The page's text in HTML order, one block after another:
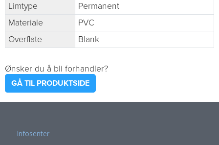
Limtype
Permanent
Materiale
PVC
Overflate
Blank
Ønsker du å bli forhandler?
GÅ TIL PRODUKTSIDE
Infosenter